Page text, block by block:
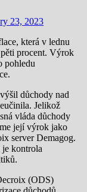
23, 2023
která v lednu
procent. Výrok
pohledu
důchody nad
Jelikož
vláda důchody
její výrok jako
server Demagog.
kontrola
(ODS)